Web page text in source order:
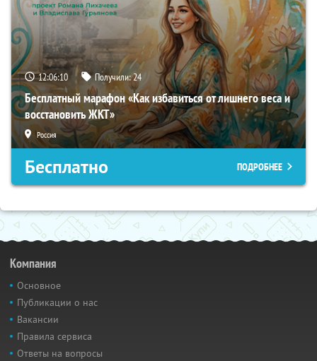
12:06:09 Получили:24
Бесплатный марафон «Как избавиться от лишнего веса и
восстановить ЖКТ»
Россия
Бесплатно ПОДРОБНЕЕ
Компания
Основное
Публикации о нас
Вакансии
Правила сервиса
Ответы на вопросы